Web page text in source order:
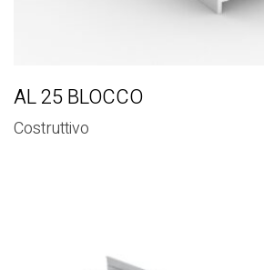
AL 25 BLOCCO
Costruttivo